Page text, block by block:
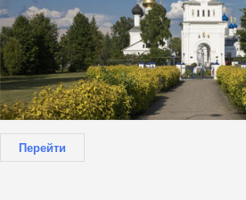
Перейти